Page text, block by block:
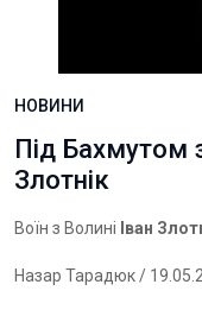
НОВИНИ
Під Бахмутом
Злотнік
Воїн з Волині Іван
Назар Тарадюк/